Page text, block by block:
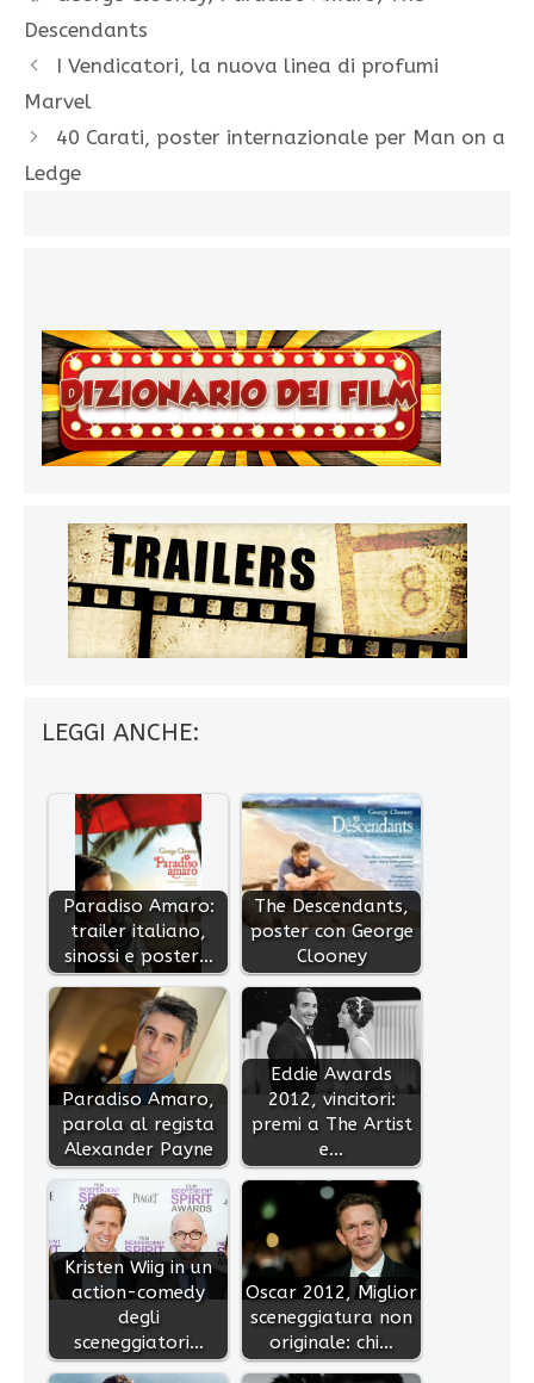
Descendants
I Vendicatori, la nuova linea di profumi
Marvel
40 Carati, poster internazionale per Man on a
Ledge
LEGGI ANCHE:
Paradiso Amaro:
trailer italiano,
sinossi e poster…
The Descendants,
poster con George
Clooney
Paradiso Amaro,
parola al regista
Alexander Payne
Eddie Awards
2012, vincitori:
premi a The Artist
e…
Kristen Wiig in un
action-comedy
degli
sceneggiatori…
Oscar 2012, Miglior
sceneggiatura non
originale: chi…